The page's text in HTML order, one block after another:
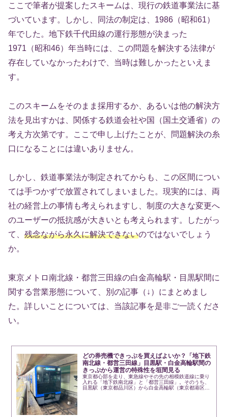
ここで筆者が提案したスキームは、現行の鉄道事業法に基
づいています。しかし、同法の制定は、1986（昭和61）
年でした。地下鉄千代田線の運行形態が決まった
1971（昭和46）年当時には、この問題を解決する法律が
存在していなかったわけで、当時は難しかったといえま
す。
このスキームをそのまま採用するか、あるいは他の解決方
法を見出すかは、関係する鉄道会社や国（国土交通省）の
考え方次第です。ここで申し上げたことが、問題解決の糸
口になることには違いありません。
しかし、鉄道事業法が制定されてからも、この区間につい
ては手つかずで放置されてしまいました。現実的には、両
社の経営上の事情も考えられますし、制度の大きな変更へ
のユーザーの抵抗感が大きいとも考えられます。したがっ
て、 残念ながら永久に解決できないのではないでしょう
か。
東京メトロ南北線・都営三田線の白金高輪駅・目黒駅間に
関する営業形態について、別の記事（↓）にまとめまし
た。詳しいことについては、当該記事を是非ご一読くださ
い。
どの券売機できっぷを買えばよいか？「地下鉄
南北線・都営三田線」目黒駅・白金高輪駅間の
きっぷから運営の特殊性を垣間見る
東京都心部を走り、東急線やその先の相模鉄道線に乗り
入れる「地下鉄南北線」と「都営三田線」。そのうち、
目黒駅（東京都品川区）から白金高輪駅（東京都港区）